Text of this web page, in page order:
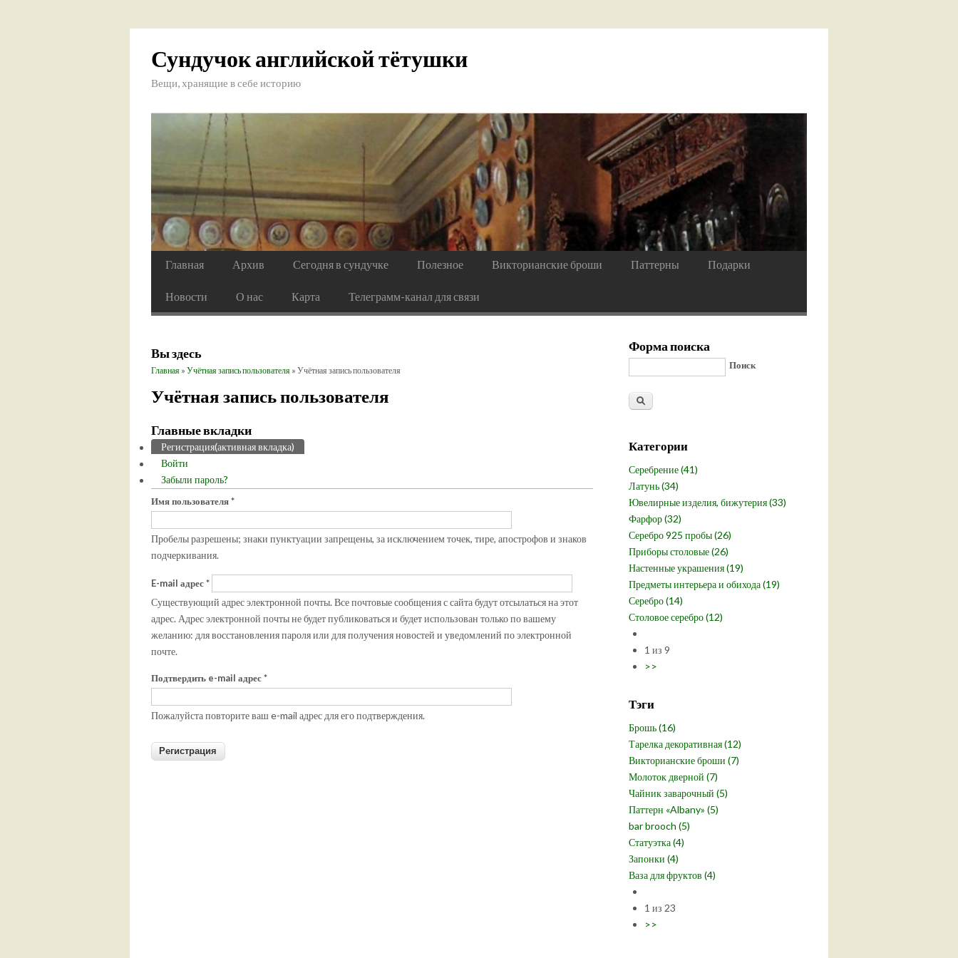
Сундучок английской тётушки
Вещи, хранящие в себе историю
Главная Архив Сегодня в сундучке Полезное Викторианские броши Паттерны Подарки
Новости О нас Карта Телеграмм-канал для связи
Вы здесь
Главная » Учётная запись пользователя » Учётная запись пользователя
Учётная запись пользователя
Главные вкладки
Регистрация(активная вкладка)
Войти
Забыли пароль?
Имя пользователя*
Пробелы разрешены; знаки пунктуации запрещены, за исключением точек, тире, апострофов и знаков
подчеркивания.
E-mail адрес*
Существующий адрес электронной почты. Все почтовые сообщения с сайта будут отсылаться на этот
адрес. Адрес электронной почты не будет публиковаться и будет использован только по вашему
желанию: для восстановления пароля или для получения новостей и уведомлений по электронной
почте.
Подтвердить e-mail адрес*
Пожалуйста повторите ваш e-mail адрес для его подтверждения.
Форма поиска
Поиск
Категории
Серебрение (41)
Латунь (34)
Ювелирные изделия, бижутерия (33)
Фарфор (32)
Серебро 925 пробы (26)
Приборы столовые (26)
Настенные украшения (19)
Предметы интерьера и обихода (19)
Серебро (14)
Столовое серебро (12)
1 из 9
>>
Тэги
Брошь (16)
Тарелка декоративная (12)
Викторианские броши (7)
Молоток дверной (7)
Чайник заварочный (5)
Паттерн «Albany» (5)
bar brooch (5)
Статуэтка (4)
Запонки (4)
Ваза для фруктов (4)
1 из 23
>>